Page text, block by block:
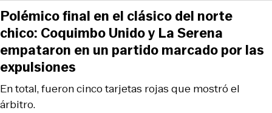
En total, fueron cinco tarjetas rojas que mostró el
árbitro.
Polémico final en el clásico del norte
chico: Coquimbo Unido y La Serena
empataron en un partido marcado por las
expulsiones